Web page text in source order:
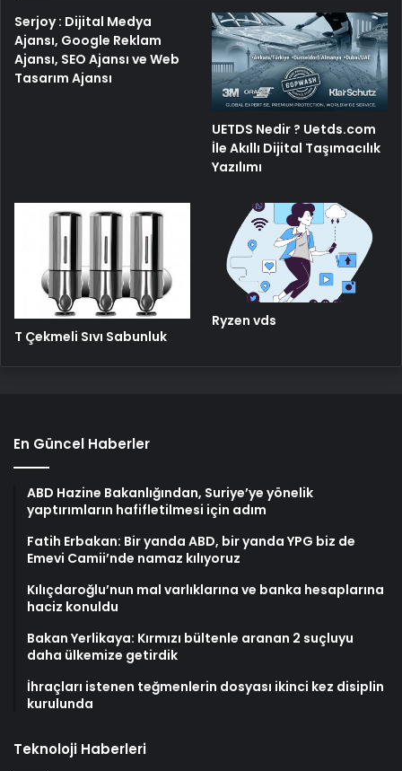
Serjoy : Dijital Medya
Ajansı, Google Reklam
Ajansı, SEO Ajansı ve Web
Tasarım Ajansı
UETDS Nedir ? Uetds.com
İle Akıllı Dijital Taşımacılık
Yazılımı
T Çekmeli Sıvı Sabunluk
Ryzen vds
En Güncel Haberler
ABD Hazine Bakanlığından, Suriye’ye yönelik
yaptırımların hafifletilmesi için adım
Fatih Erbakan: Bir yanda ABD, bir yanda YPG biz de
Emevi Camii’nde namaz kılıyoruz
Kılıçdaroğlu’nun mal varlıklarına ve banka hesaplarına
haciz konuldu
Bakan Yerlikaya: Kırmızı bültenle aranan 2 suçluyu
daha ülkemize getirdik
İhraçları istenen teğmenlerin dosyası ikinci kez disiplin
kurulunda
Teknoloji Haberleri